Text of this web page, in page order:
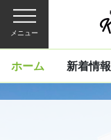
メニュー
ホーム 新着情報